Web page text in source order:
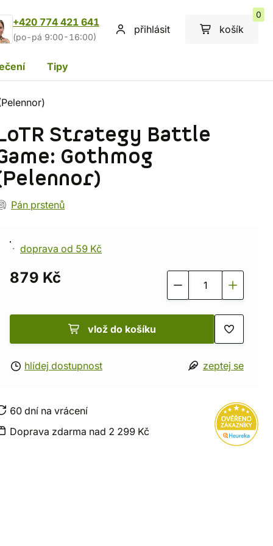
+420 774 421 641
(po-pá 9:00-16:00)
přihlásit košík
0
Tipy
Strategy Battle
Gothmog
Pán prstenů
doprava od 59 Kč
879 Kč
vlož do košíku
hlídej dostupnost zeptej se
60 dní na vrácení
Doprava zdarma nad 2 299 Kč